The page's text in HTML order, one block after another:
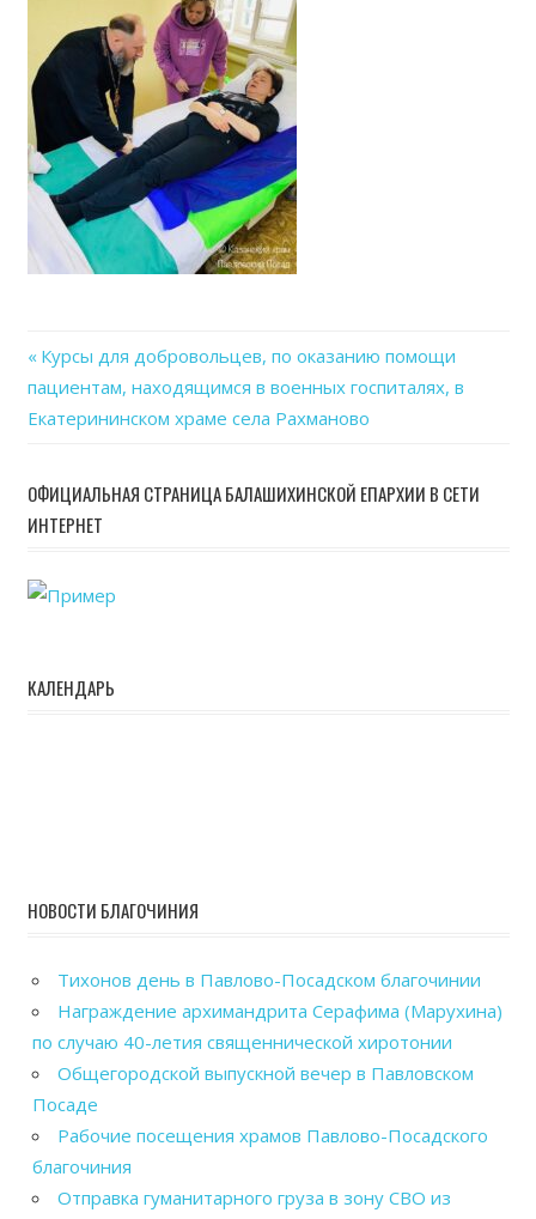
Навигация
по
записям
Previous
Post:
Курсы для добровольцев, по оказанию помощи
пациентам, находящимся в военных госпиталях, в
Екатерининском храме села Рахманово
ОФИЦИАЛЬНАЯ СТРАНИЦА БАЛАШИХИНСКОЙ ЕПАРХИИ В СЕТИ
ИНТЕРНЕТ
КАЛЕНДАРЬ
НОВОСТИ БЛАГОЧИНИЯ
Тихонов день в Павлово-Посадском благочинии
Награждение архимандрита Серафима (Марухина)
по случаю 40-летия священнической хиротонии
Общегородской выпускной вечер в Павловском
Посаде
Рабочие посещения храмов Павлово-Посадского
благочиния
Отправка гуманитарного груза в зону СВО из